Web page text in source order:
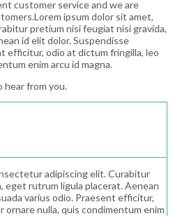
customer service and we are
ipsum dolor sit amet,
pretium nisi feugiat nisi gravida,
id elit dolor. Suspendisse
efficitur, odio at dictum fringilla, leo
enim arcu id magna.
from you.
adipiscing elit. Curabitur
eget rutrum ligula placerat. Aenean
varius odio. Praesent efficitur,
ornare nulla, quis condimentum enim